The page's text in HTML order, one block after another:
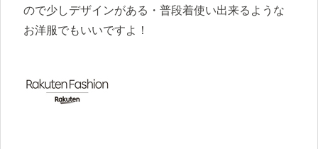
ので少しデザインがある・普段着使い出来るような
お洋服でもいいですよ！